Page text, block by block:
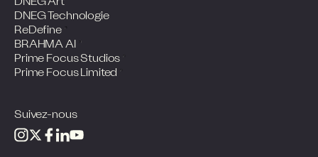
DNEG Art
DNEG Technologie
ReDefine
BRAHMA AI
Prime Focus Studios
Prime Focus Limited
Suivez-nous